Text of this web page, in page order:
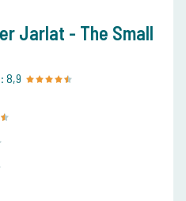
Jarlat - The Small
8,9